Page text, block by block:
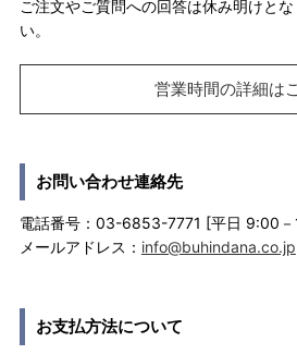
ご注文やご質問への回答は休み明けと
い。
営業時間の詳細は
お問い合わせ連絡先
電話番号：03-6853-7771 [平日 9:00
メールアドレス： info@buhindana.co.jp
お支払方法について